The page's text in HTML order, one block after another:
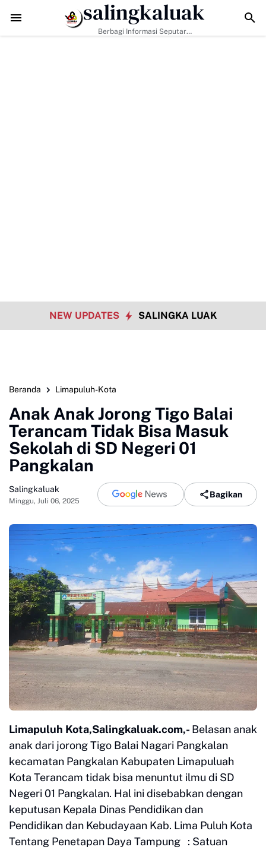
Hanya Tugas Pemerintah, H. Ilson Cong Dorong Keluarga dan
salingkaluak
Berbagi Informasi Seputar
NEW UPDATES SALINGKA LUAK
Beranda Limapuluh-Kota
Anak Anak Jorong Tigo Balai
Terancam Tidak Bisa Masuk
Sekolah di SD Negeri 01
Pangkalan
Salingkaluak
Minggu, Juli 06, 2025
Bagikan
Limapuluh Kota,Salingkaluak.com,- Belasan anak
anak dari jorong Tigo Balai Nagari Pangkalan
kecamatan Pangkalan Kabupaten Limapuluah
Kota Terancam tidak bisa menuntut ilmu di SD
Negeri 01 Pangkalan. Hal ini disebabkan dengan
keputusan Kepala Dinas Pendidikan dan
Pendidikan dan Kebudayaan Kab. Lima Puluh Kota
Tentang Penetapan Daya Tampung : Satuan